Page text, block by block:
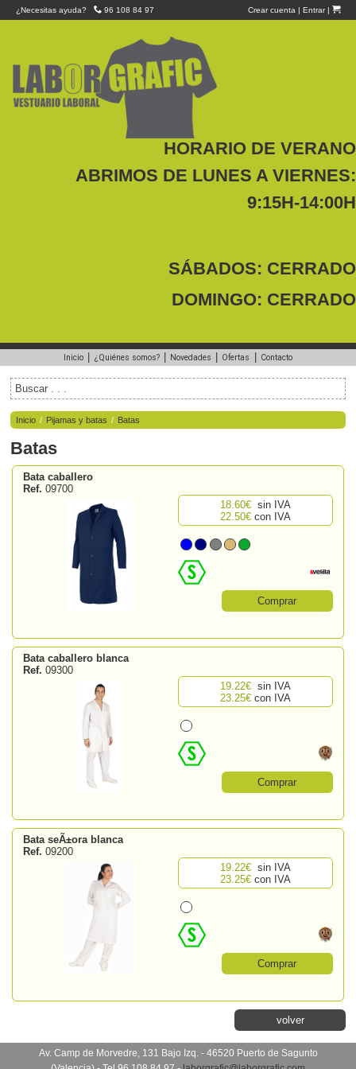
¿Necesitas ayuda? 96 108 84 97 Crear cuenta | Entrar|
HORARIO DE VERANO
ABRIMOS DE LUNES A VIERNES:
9:15H-14:00H
SÁBADOS: CERRADO
DOMINGO: CERRADO
Inicio ¿Quiénes somos? Novedades Ofertas Contacto
Inicio / Pijamas y batas / Batas
Batas
Bata caballero
Ref. 09700
18.60€ sin IVA
22.50€ con IVA
Comprar
Bata caballero blanca
Ref. 09300
19.22€ sin IVA
23.25€ con IVA
Comprar
Bata seÃ±ora blanca
Ref. 09200
19.22€ sin IVA
23.25€ con IVA
Comprar
volver
Av. Camp de Morvedre, 131 Bajo Izq. - 46520 Puerto de Sagunto